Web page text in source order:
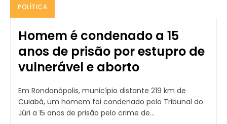
POLÍTICA
Homem é condenado a 15
anos de prisão por estupro de
vulnerável e aborto
Em Rondonópolis, município distante 219 km de
Cuiabá, um homem foi condenado pelo Tribunal do
Júri a 15 anos de prisão pelo crime de...